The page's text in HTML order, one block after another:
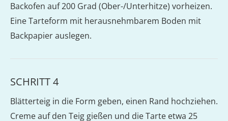
Backofen auf 200 Grad (Ober-/Unterhitze) vorheizen.
Eine Tarteform mit herausnehmbarem Boden mit
Backpapier auslegen.
SCHRITT 4
Blätterteig in die Form geben, einen Rand hochziehen.
Creme auf den Teig gießen und die Tarte etwa 25